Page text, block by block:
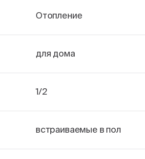
Отопление
для дома
1/2
встраиваемые в пол